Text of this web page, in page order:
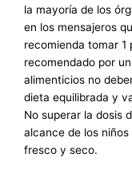
la mayoría de los
en los mensajeros
recomienda tomar 1
recomendado por
alimenticios no
dieta equilibrada y
No superar la dosis
alcance de los
fresco y seco.